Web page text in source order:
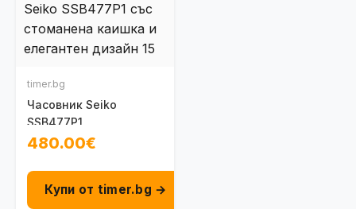
timer.bg
Часовник Seiko
SSB477P1
480.00€
Купи от timer.bg →